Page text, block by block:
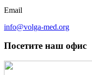
Email
info@volga-med.org
Посетите наш офис